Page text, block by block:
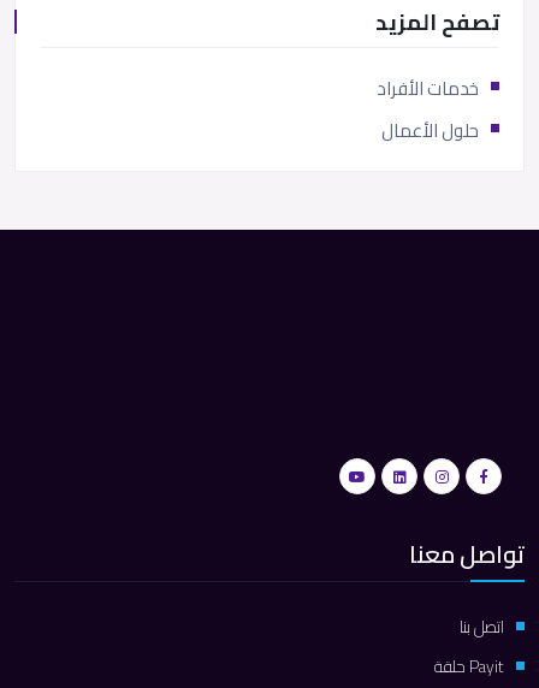
تصفح المزيد
خدمات الأفراد
حلول الأعمال
تواصل معنا
اتصل بنا
Payit حلقة